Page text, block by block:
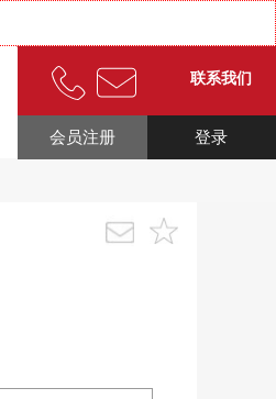
联系我们
登录
会员注册